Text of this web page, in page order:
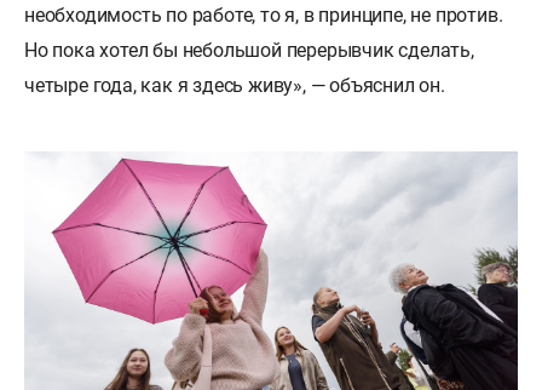
необходимость по работе, то я, в принципе, не против.
Но пока хотел бы небольшой перерывчик сделать,
четыре года, как я здесь живу», — объяснил он.